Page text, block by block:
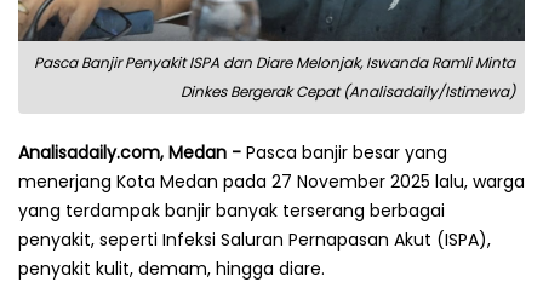
Pasca Banjir Penyakit ISPA dan Diare Melonjak, Iswanda Ramli Minta
Dinkes Bergerak Cepat (Analisadaily/Istimewa)
Analisadaily.com, Medan - Pasca banjir besar yang
menerjang Kota Medan pada 27 November 2025 lalu, warga
yang terdampak banjir banyak terserang berbagai
penyakit, seperti Infeksi Saluran Pernapasan Akut (ISPA),
penyakit kulit, demam, hingga diare.